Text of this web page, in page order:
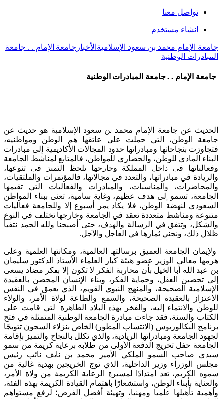
تواصل معنا
انشاء مستخدم
جامعة الإمام محمد بن سعود الإسلامية الأخبار جامعة الإمام . . جامعة
المبادرات الوطنية
جامعة الإمام . . جامعة المبادرات الوطنية
الحديث عن جامعة الإمام محمد بن سعود الإسلامية هو حديث عن
جامعة الوطن، التي حملت على عاتقها هم الوطن ومواطنيه،
فتجاوزت بنجاحاتها ومبادراتها حدود المجالات الأكاديمية إلى مبادرات
البناء المادي للوطن، والحضاري للمواطن، فالمتابع لمناشط الجامعة
وفعالياتها في داخل المملكة وخارجها يلحظ التميز في تنوعها،
والريادة في مبادراتها، والتعدد في مجالاتها، فالمؤتمرات والملتقيات،
والمحاضرات، والمناسبات، والمبادرات والفعاليات التي تقيمها
الجامعة، تسمو إلى هدف عظيم، وغاية سامية، تعنى ببناء المواطن
السعودي لنهضة الوطن، فلا يكاد يمر أسبوع إلا وللجامعة فعاليات
متنوعة ومناشط متعددة تعقد في الجامعة وخارجها تختلف في النوع
والشكل، وتتفق في الرسالة والهدف، حتى أصبحنا ولله الحمد نتفيأ
ظلال ذلك، ونجني ثمارها في العاجل والآجل.
ولإيمان الجامعة العميق برسالتها العالمية، ومكانتها العلمية وعلى
هرمها معالي الوزير عضو هيئة كبار العلماء الأستاذ الدكتور سليمان
بن عبد الله أبا الخيل بأن محاربة الفكر لا تكون إلا بفكر مضاد يسعى
إلى تحصين العقل، وحماية الفكر، وبناء الإنسان المحصن بالعقيدة
الإسلامية الصحيحة، والمنهج النبوي القويم، الذي يعمق في النفس
الاعتزاز بالعقيدة الصحيحة، والسمع والطاعة لولاة الأمر، والولاء
للوطن والانتماء إليه، والفخر بهذه البلاد الطاهرة التي قامت على
الكتاب والسنة، فقد جاءت مبادرة الجامعة الوطنية المتمثلة في فتح
برنامج البكالوريوس (الانتساب المطور) الخاص بنزلاء السجون تتويجًا
لجهود الجامعة ومبادراتها الريادية، والذي تكلل بالنجاح والتميز بإقامة
الجامعة حفل تخريج الدفعة الأولى من طلابه برعاية كريمة من سمو
سيدي صاحب السمو الملكي الأمير محمد بن نايف نائب رئيس
مجلس الوزراء وزير الداخلية، الذي توج الخريجين بهدية غالية من
سموه الكريم، تعد امتدادًا لمسيرة الرعاية الكريمة من ولاة الأمر،
والعناية بأبناء الوطن، واستشعارًا باهتمام القيادة الكريمة بهذه الفئة،
وأهمية تأهيلها علميا ومهنيا، وتهيئة أفضل الفرص؛ لرفع مستواهم